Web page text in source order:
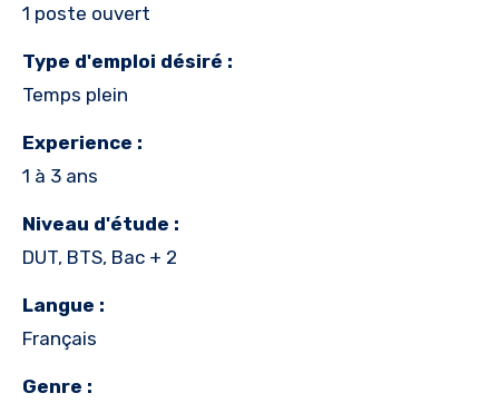
1 poste ouvert
Type d'emploi désiré :
Temps plein
Experience :
1 à 3 ans
Niveau d'étude :
DUT, BTS, Bac + 2
Langue :
Français
Genre :